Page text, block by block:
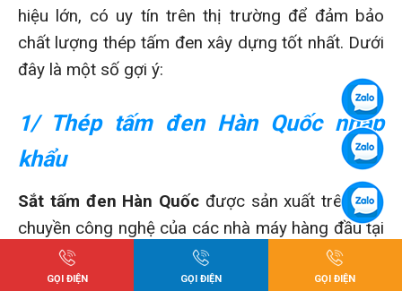
hiệu lớn, có uy tín trên thị trường để đảm bảo
chất lượng thép tấm đen xây dựng tốt nhất. Dưới
đây là một số gợi ý:
1/ Thép tấm đen Hàn Quốc nhập
khẩu
Sắt tấm đen Hàn Quốc được sản xuất trên dây
chuyền công nghệ của các nhà máy hàng đầu tại
đất nước này. Dây chuyền cán nóng cao cấp giúp
thép có được độ dày, độ bền chắc vượt trội, tính
GỌI ĐIỆN GỌI ĐIỆN GỌI ĐIỆN